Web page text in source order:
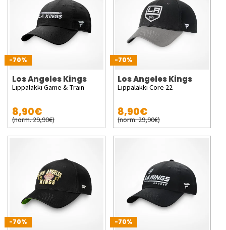
-70%
Los Angeles Kings
Lippalakki Game & Train
8,90€
(norm. 29,90€)
-70%
Los Angeles Kings
Lippalakki Core 22
8,90€
(norm. 29,90€)
-70% -70%